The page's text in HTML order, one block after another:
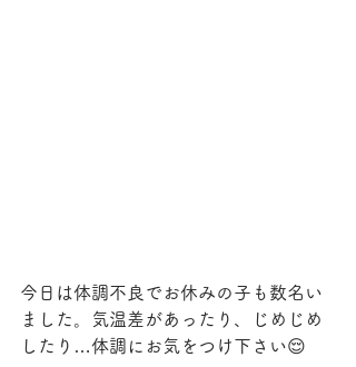
今日は体調不良でお休みの子も数名い
ました。気温差があったり、じめじめ
したり…体調にお気をつけ下さい😌